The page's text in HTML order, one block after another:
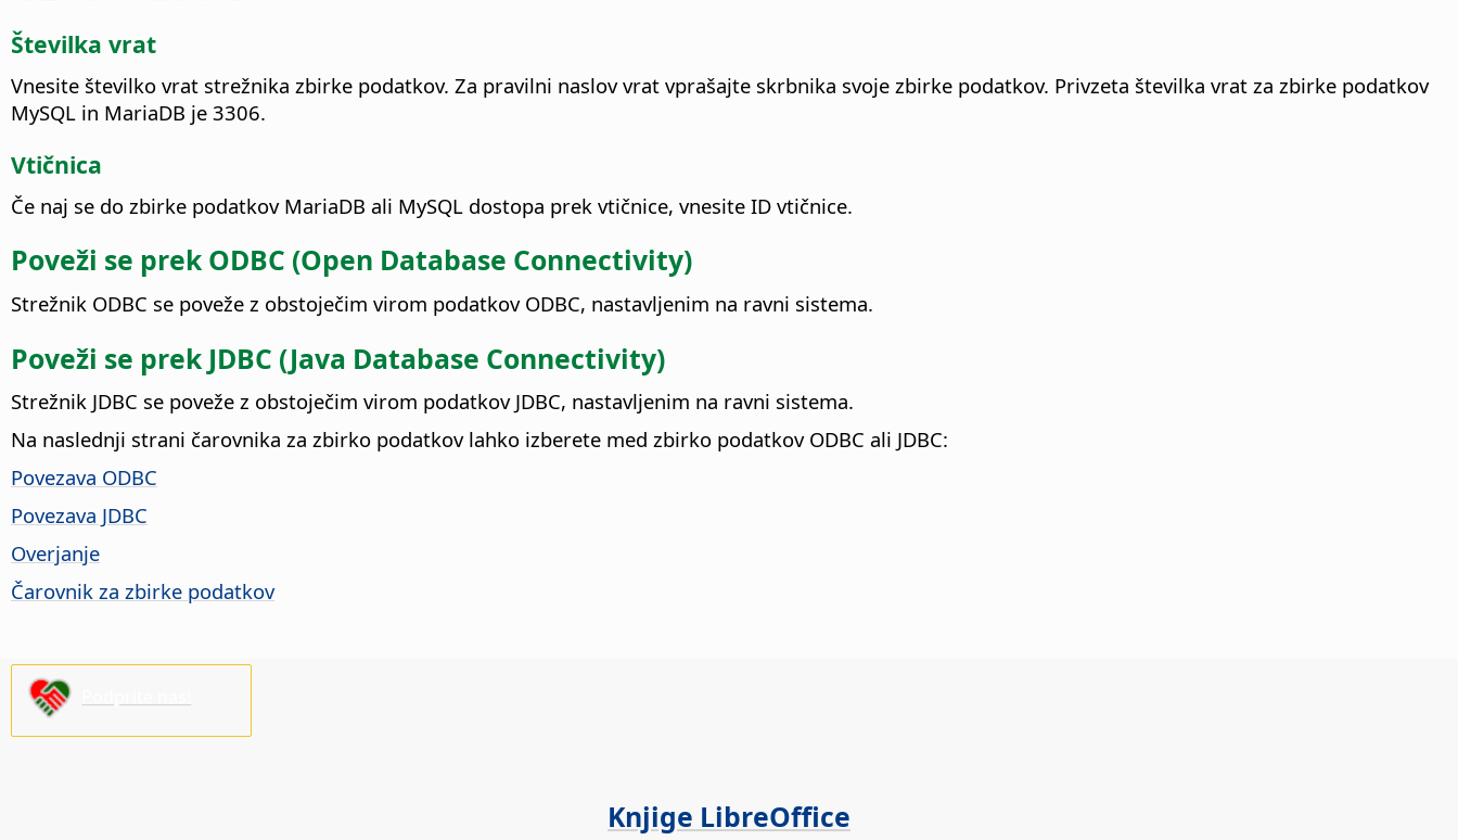
Številka vrat
Vnesite številko vrat strežnika zbirke podatkov. Za pravilni naslov vrat vprašajte skrbnika svoje zbirke podatkov. Privzeta številka vrat za zbirke podatkov
MySQL in MariaDB je 3306.
Vtičnica
Če naj se do zbirke podatkov MariaDB ali MySQL dostopa prek vtičnice, vnesite ID vtičnice.
Poveži se prek ODBC (Open Database Connectivity)
Strežnik ODBC se poveže z obstoječim virom podatkov ODBC, nastavljenim na ravni sistema.
Poveži se prek JDBC (Java Database Connectivity)
Strežnik JDBC se poveže z obstoječim virom podatkov JDBC, nastavljenim na ravni sistema.
Na naslednji strani čarovnika za zbirko podatkov lahko izberete med zbirko podatkov ODBC ali JDBC:
Povezava ODBC
Povezava JDBC
Overjanje
Čarovnik za zbirke podatkov
Knjige LibreOffice